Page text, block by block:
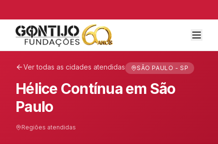
Ver todas as cidades atendidas SÃO PAULO - SP
Hélice Contínua em São
Paulo
Regiões atendidas